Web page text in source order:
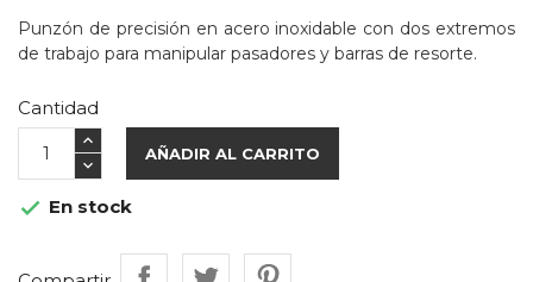
Punzón de precisión en acero inoxidable con dos extremos
de trabajo para manipular pasadores y barras de resorte.
Cantidad
AÑADIR AL CARRITO
 En stock